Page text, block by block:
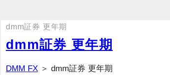
dmm証券 更年期
dmm証券 更年期
DMM FX ＞ dmm証券 更年期